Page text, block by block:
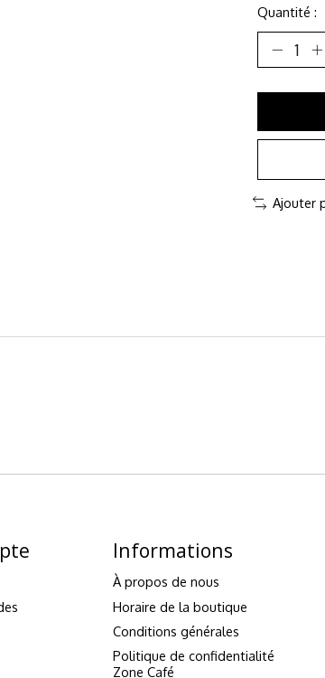
Quantité :
Ajouter
Informations
À propos de nous
Horaire de la boutique
Conditions générales
Politique de confidentialité
Zone Café